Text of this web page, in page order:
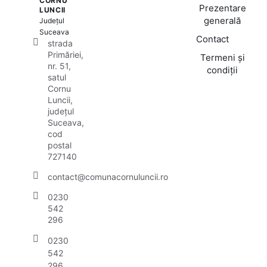
LUNCII
Județul
Suceava
strada
Primăriei,
nr. 51,
satul
Cornu
Luncii,
județul
Suceava,
cod
postal
727140
contact@comunacornuluncii.ro
0230
542
296
0230
542
Prezentare
generală
Contact
Termeni și
condiții